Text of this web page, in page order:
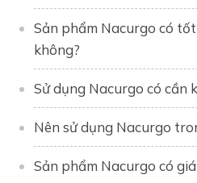
Sản phẩm Nacurgo có
không?
Sử dụng Nacurgo có cần
Nên sử dụng Nacurgo
Sản phẩm Nacurgo có